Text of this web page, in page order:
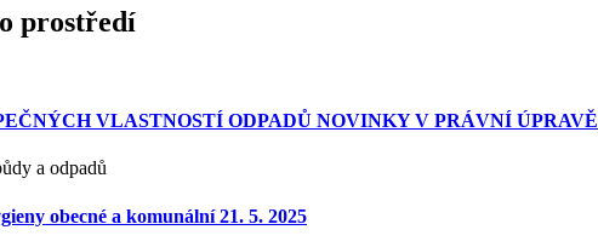
prostředí
VLASTNOSTÍ ODPADŮ NOVINKY V PRÁVNÍ ÚPRAVĚ
a odpadů
obecné a komunální 21. 5. 2025